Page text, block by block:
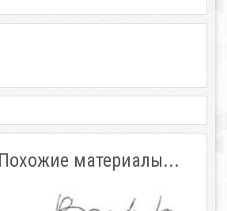
Похожие материалы...